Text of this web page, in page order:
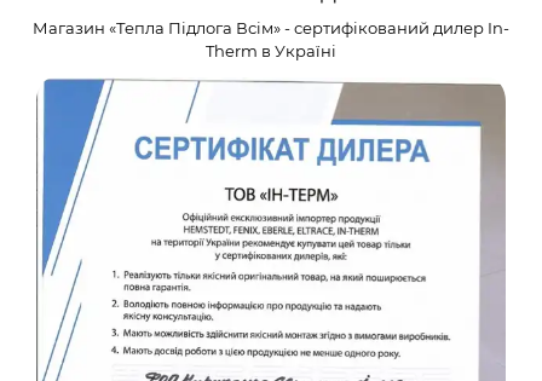
Магазин «Тепла Підлога Всім» - сертифікований дилер In-
Therm в Україні